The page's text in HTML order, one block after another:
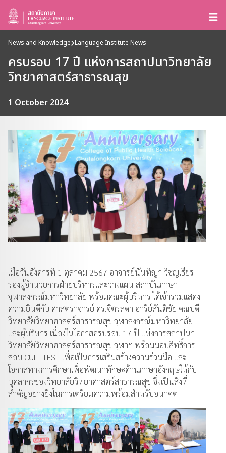
News and Knowledge Language Institute News
ครบรอบ 17 ปี แห่งการสถาปนาวิทยาลัย
วิทยาศาสตร์สาธารณสุข
1 October 2024
เมื่อวันอังคารที่ 1 ตุลาคม 2567 อาจารย์นันทิญา วิชญเธียร
รองผู้อำนวยการฝ่ายบริหารและวางแผน สถาบันภาษา
จุฬาลงกรณ์มหาวิทยาลัย พร้อมคณะผู้บริหาร ได้เข้าร่วมแสดง
ความยินดีกับ ศาสตราจารย์ ดร.จิตรลดา อารีย์สันติชัย คณบดี
วิทยาลัยวิทยาศาสตร์สาธารณสุข จุฬาลงกรณ์มหาวิทยาลัย
และผู้บริหาร เนื่องในโอกาสครบรอบ 17 ปี แห่งการสถาปนา
วิทยาลัยวิทยาศาสตร์สาธารณสุข จุฬาฯ พร้อมมอบสิทธิ์การ
สอบ CULI TEST เพื่อเป็นการเสริมสร้างความร่วมมือ และ
โอกาสทางการศึกษาเพื่อพัฒนาทักษะด้านภาษาอังกฤษให้กับ
บุคลากรของวิทยาลัยวิทยาศาสตร์สาธารณสุข ซึ่งเป็นสิ่งที่
สำคัญอย่างยิ่งในการเตรียมความพร้อมสำหรับอนาคต